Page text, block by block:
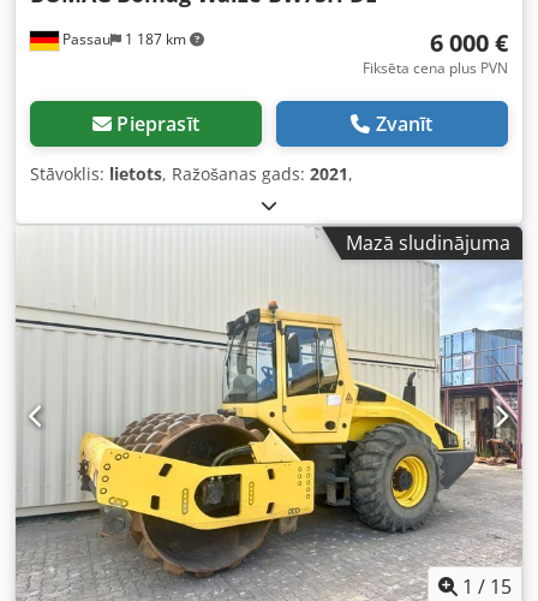
Passau 1 187 km 6 000 €
Fiksēta cena plus PVN
Pieprasīt Zvanīt
Stāvoklis: lietots, Ražošanas gads: 2021,
Mazā sludinājuma
1 / 15